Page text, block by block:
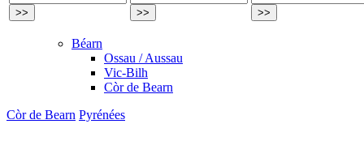
Béarn
Ossau / Aussau
Vic-Bilh
Còr de Bearn
Còr de Bearn Pyrénées